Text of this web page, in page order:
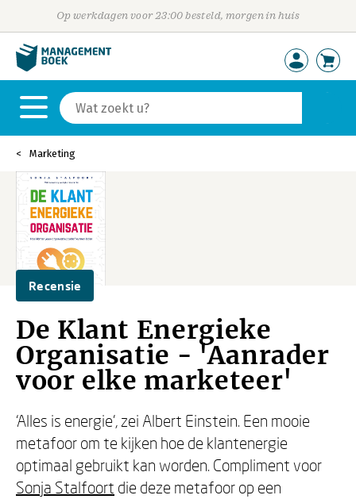
Op werkdagen voor 23:00 besteld, morgen in huis
Marketing
Recensie
De Klant Energieke
Organisatie - 'Aanrader
voor elke marketeer'
‘Alles is energie', zei Albert Einstein. Een mooie
metafoor om te kijken hoe de klantenergie
optimaal gebruikt kan worden. Compliment voor
Sonja Stalfoort die deze metafoor op een